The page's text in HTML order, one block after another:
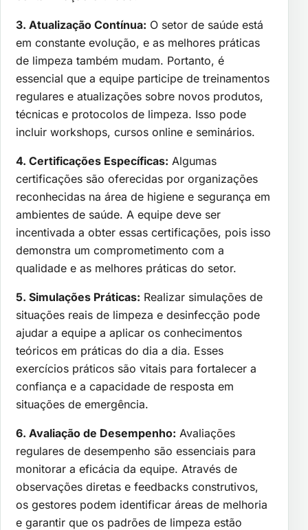
3. Atualização Contínua: O setor de saúde está
em constante evolução, e as melhores práticas
de limpeza também mudam. Portanto, é
essencial que a equipe participe de treinamentos
regulares e atualizações sobre novos produtos,
técnicas e protocolos de limpeza. Isso pode
incluir workshops, cursos online e seminários.
4. Certificações Específicas: Algumas
certificações são oferecidas por organizações
reconhecidas na área de higiene e segurança em
ambientes de saúde. A equipe deve ser
incentivada a obter essas certificações, pois isso
demonstra um comprometimento com a
qualidade e as melhores práticas do setor.
5. Simulações Práticas: Realizar simulações de
situações reais de limpeza e desinfecção pode
ajudar a equipe a aplicar os conhecimentos
teóricos em práticas do dia a dia. Esses
exercícios práticos são vitais para fortalecer a
confiança e a capacidade de resposta em
situações de emergência.
6. Avaliação de Desempenho: Avaliações
regulares de desempenho são essenciais para
monitorar a eficácia da equipe. Através de
observações diretas e feedbacks construtivos,
os gestores podem identificar áreas de melhoria
e garantir que os padrões de limpeza estão